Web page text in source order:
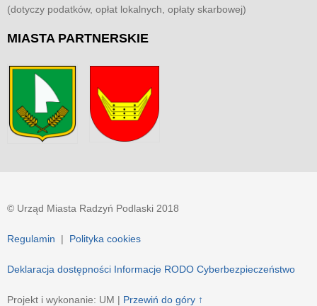
(dotyczy podatków, opłat lokalnych, opłaty skarbowej)
MIASTAPARTNERSKIE
© Urząd Miasta Radzyń Podlaski 2018
Regulamin | Polityka cookies
Deklaracja dostępności Informacje RODO Cyberbezpieczeństwo
Projekt i wykonanie: UM | Przewiń do góry ↑